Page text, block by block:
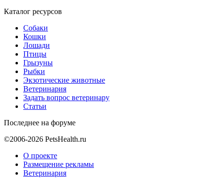
Каталог ресурсов
Собаки
Кошки
Лошади
Птицы
Грызуны
Рыбки
Экзотические животные
Ветеринария
Задать вопрос ветеринару
Статьи
Последнее на форуме
©2006-2026 PetsHealth.ru
О проекте
Размещение рекламы
Ветеринария